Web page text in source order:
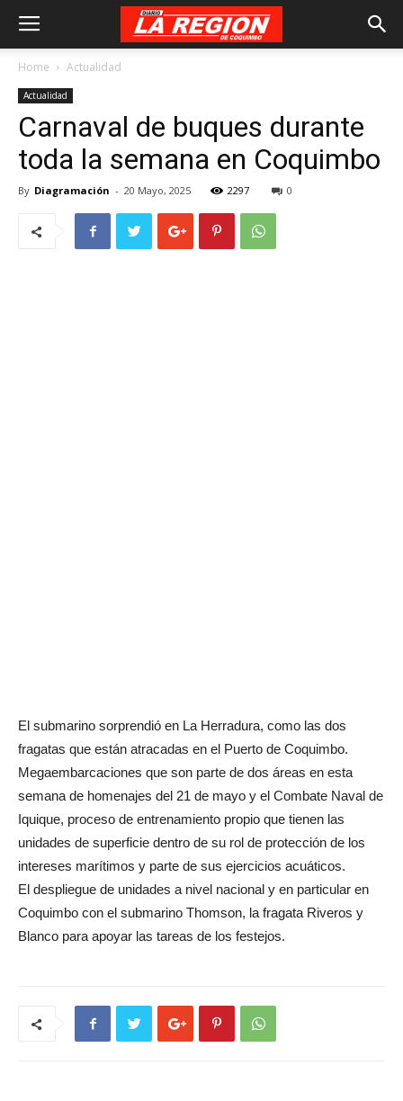
Home Actualidad
Actualidad
Carnaval de buques durante
toda la semana en Coquimbo
By Diagramación - 20 Mayo, 2025 2297 0
El submarino sorprendió en La Herradura, como las dos
fragatas que están atracadas en el Puerto de Coquimbo.
Megaembarcaciones que son parte de dos áreas en esta
semana de homenajes del 21 de mayo y el Combate Naval de
Iquique, proceso de entrenamiento propio que tienen las
unidades de superficie dentro de su rol de protección de los
intereses marítimos y parte de sus ejercicios acuáticos.
El despliegue de unidades a nivel nacional y en particular en
Coquimbo con el submarino Thomson, la fragata Riveros y
Blanco para apoyar las tareas de los festejos.